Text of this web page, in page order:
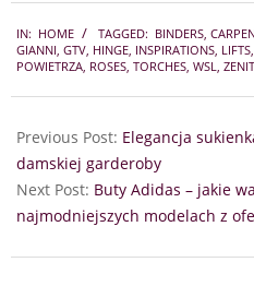
11-
29
IN: HOME TAGGED: BINDERS
GIANNI GTV HINGE INSPIRATIONS LIFTS
POWIETRZA ROSES TORCHES WSL ZENIT
Previous Post: Elegancja
damskiej garderoby
Next Post: Buty Adidas – jakie
najmodniejszych modelach z